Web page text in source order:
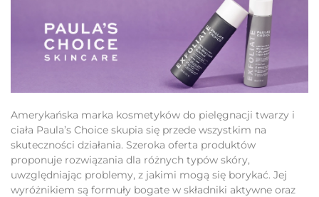
Amerykańska marka kosmetyków do pielęgnacji twarzy i
ciała Paula’s Choice skupia się przede wszystkim na
skuteczności działania. Szeroka oferta produktów
proponuje rozwiązania dla różnych typów skóry,
uwzględniając problemy, z jakimi mogą się borykać. Jej
wyróżnikiem są formuły bogate w składniki aktywne oraz